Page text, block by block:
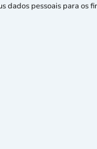
pessoais para os